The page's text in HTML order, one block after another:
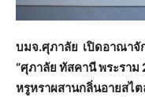
บมจ.ศุภาลัย เปิดอาณาจั
“ศุภาลัย ทัสคานี พระราม
หรูหราผสานกลิ่นอายสไ